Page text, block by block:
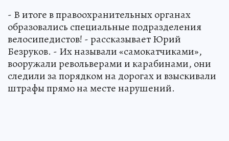
- В итоге в правоохранительных органах
образовались специальные подразделения
велосипедистов! - рассказывает Юрий
Безруков. - Их называли «самокатчиками»,
вооружали револьверами и карабинами, они
следили за порядком на дорогах и взыскивали
штрафы прямо на месте нарушений.